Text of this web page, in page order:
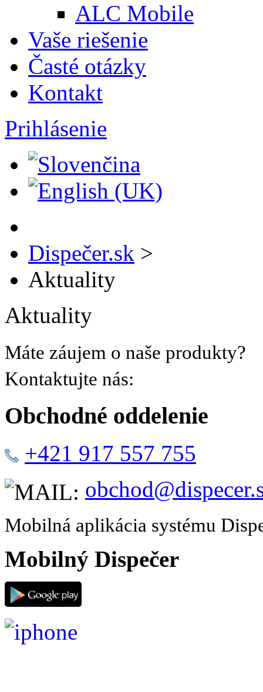
ALC Mobile
Vaše riešenie
Časté otázky
Kontakt
Prihlásenie
Dispečer.sk >
Aktuality
Aktuality
Máte záujem o naše produkty?
Kontaktujte nás:
Obchodné oddelenie
+421 917 557 755
Mobilná aplikácia systému
Mobilný Dispečer